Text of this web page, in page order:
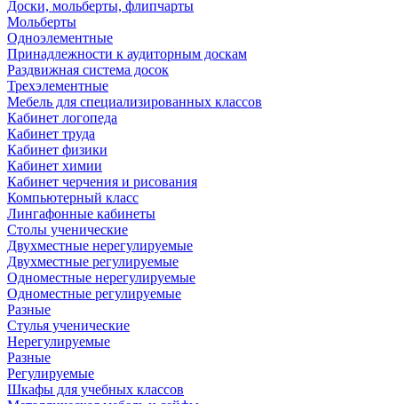
Доски, мольберты, флипчарты
Мольберты
Одноэлементные
Принадлежности к аудиторным доскам
Раздвижная система досок
Трехэлементные
Мебель для специализированных классов
Кабинет логопеда
Кабинет труда
Кабинет физики
Кабинет химии
Кабинет черчения и рисования
Компьютерный класс
Лингафонные кабинеты
Столы ученические
Двухместные нерегулируемые
Двухместные регулируемые
Одноместные нерегулируемые
Одноместные регулируемые
Разные
Стулья ученические
Нерегулируемые
Разные
Регулируемые
Шкафы для учебных классов